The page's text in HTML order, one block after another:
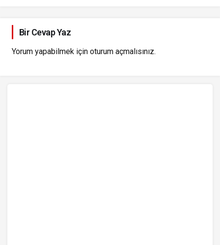
Bir Cevap Yaz
Yorum yapabilmek için oturum açmalısınız.